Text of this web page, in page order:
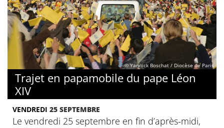
© Yannick Boschat / Diocèse de Paris
Trajet en papamobile du pape Léon
XIV
VENDREDI 25 SEPTEMBRE
Le vendredi 25 septembre en fin d’après-midi,